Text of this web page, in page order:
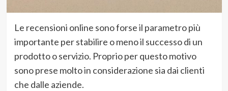
Le recensioni online sono forse il parametro più
importante per stabilire o meno il successo di un
prodotto o servizio. Proprio per questo motivo
sono prese molto in considerazione sia dai clienti
che dalle aziende.